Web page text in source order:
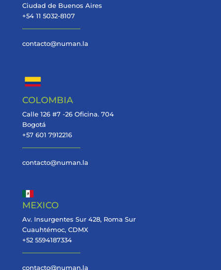
Ciudad de Buenos Aires
+54 11 5032-8107
contacto@numan.la
COLOMBIA
Calle 126 #7 -26 Oficina. 704
Bogotá
+57 601 7912216
contacto@numan.la
MEXICO
Av. Insurgentes Sur 428, Roma Sur
Cuauhtémoc, CDMX
+52 5594187334
contacto@numan.la